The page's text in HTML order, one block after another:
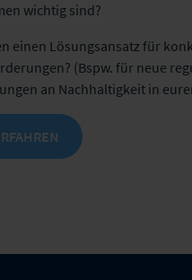
wichtig sind?
einen Lösungsansatz für
(Bspw. für neue
an Nachhaltigkeit in